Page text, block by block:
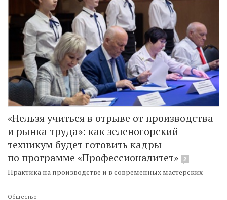
«Нельзя учиться в отрыве от производства
и рынка труда»: как зеленогорский
техникум будет готовить кадры
по программе «Профессионалитет»
2
Практика на производстве и в современных мастерских
Общество